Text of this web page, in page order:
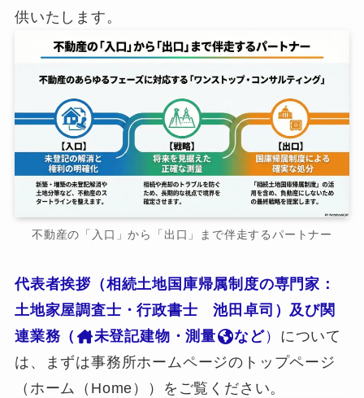
供いたします。
不動産の「入口」から「出口」まで伴走するパートナー
代表者挨拶（相続土地国庫帰属制度の専門家：
土地家屋調査士・行政書士 池田卓司）及び関
連業務（
未登記建物・測量 など） について
は、まずは事務所ホームページのトップページ
（ホーム（Home））をご覧ください。